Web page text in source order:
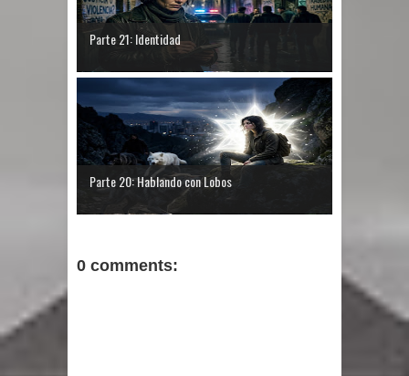
Parte 21: Identidad
Parte 20: Hablando con Lobos
0 comments: